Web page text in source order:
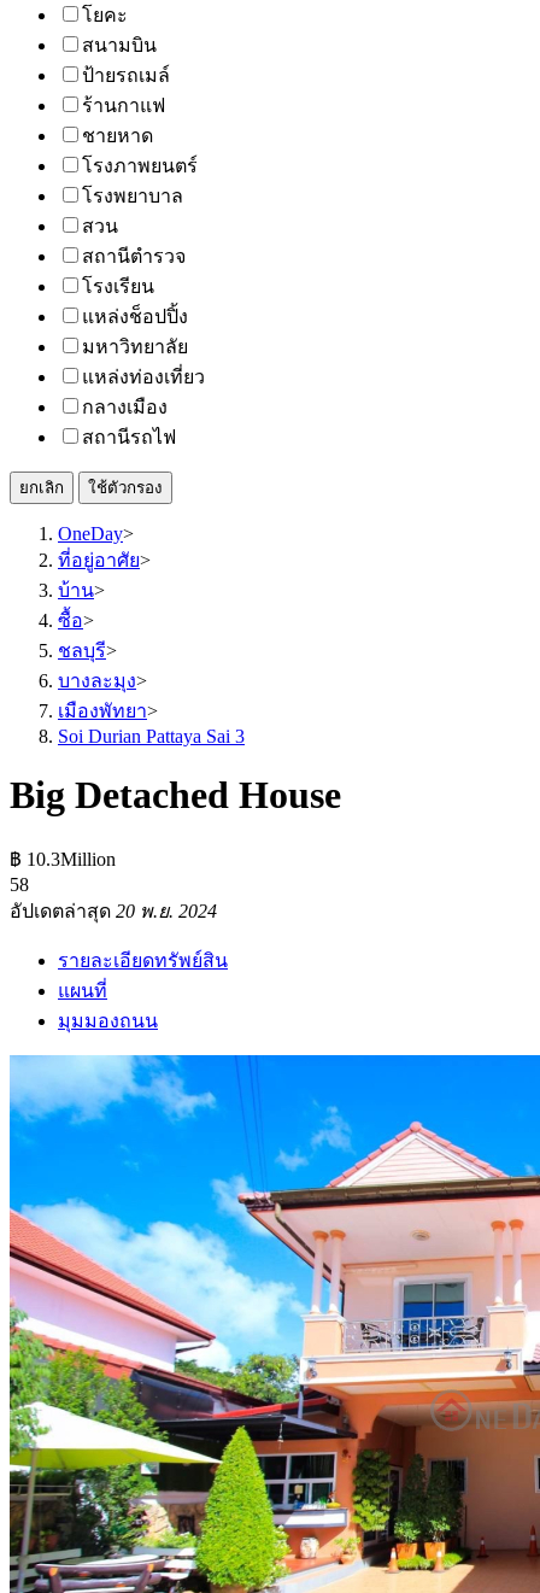
โยคะ
สนามบิน
ป้ายรถเมล์
ร้านกาแฟ
ชายหาด
โรงภาพยนตร์
โรงพยาบาล
สวน
สถานีตำรวจ
โรงเรียน
แหล่งช็อปปิ้ง
มหาวิทยาลัย
แหล่งท่องเที่ยว
กลางเมือง
สถานีรถไฟ
ยกเลิก ใช้ตัวกรอง
OneDay>
ที่อยู่อาศัย>
บ้าน>
ซื้อ>
ชลบุรี>
บางละมุง>
เมืองพัทยา>
Soi Durian Pattaya Sai 3
Big Detached House
฿ 10.3Million
58
อัปเดตล่าสุด 20 พ.ย. 2024
รายละเอียดทรัพย์สิน
แผนที่
มุมมองถนน